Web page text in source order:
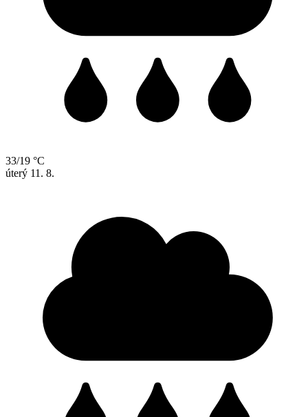
33/19 °C
úterý 11. 8.